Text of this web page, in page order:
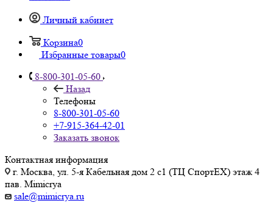
Личный кабинет
Корзина0
Избранные товары0
8-800-301-05-60
Назад
Телефоны
8-800-301-05-60
+7-915-364-42-01
Заказать звонок
Контактная информация
г. Москва, ул. 5-я Кабельная дом 2 с1 (ТЦ СпортEX) этаж 4
пав. Mimicrya
sale@mimicrya.ru